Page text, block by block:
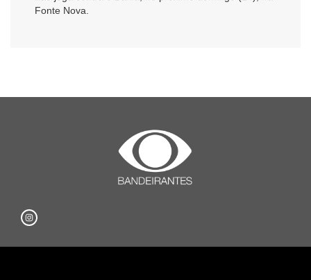
Fonte Nova.